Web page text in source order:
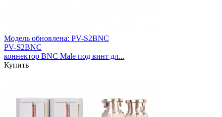
Модель обновлена: PV-S2BNC
PV-S2BNC
коннектор BNC Male под винт дл...
Купить